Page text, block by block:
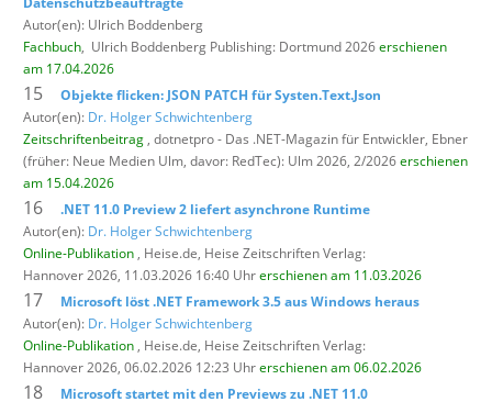
Autor(en): Ulrich Boddenberg
Fachbuch, Ulrich Boddenberg Publishing: Dortmund 2026erschienen
am 17.04.2026
15
Objekte flicken: JSON PATCH für Systen.Text.Json
Autor(en): Dr. Holger Schwichtenberg
Zeitschriftenbeitrag , dotnetpro - Das .NET-Magazin für Entwickler, Ebner
(früher: Neue Medien Ulm, davor: RedTec): Ulm 2026, 2/2026erschienen
am 15.04.2026
16
.NET 11.0 Preview 2 liefert asynchrone Runtime
Autor(en): Dr. Holger Schwichtenberg
Online-Publikation , Heise.de, Heise Zeitschriften Verlag:
Hannover 2026, 11.03.2026 16:40 Uhrerschienen am 11.03.2026
17
Microsoft löst .NET Framework 3.5 aus Windows heraus
Autor(en): Dr. Holger Schwichtenberg
Online-Publikation , Heise.de, Heise Zeitschriften Verlag:
Hannover 2026, 06.02.2026 12:23 Uhrerschienen am 06.02.2026
18 Microsoft startet mit den Previews zu .NET 11.0